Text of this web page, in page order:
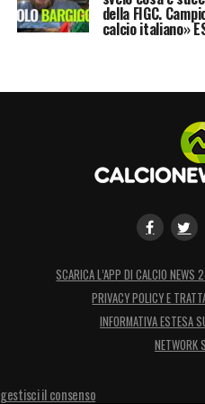
situazione, di dare
LEGGI LA
della FIGC.
calcio italiano»
SCARICA L’APP DI CALCIO NEWS
PRIVACY POLICY E
INFORMATIVA ESTESA
NETWORK
gestisci il consenso